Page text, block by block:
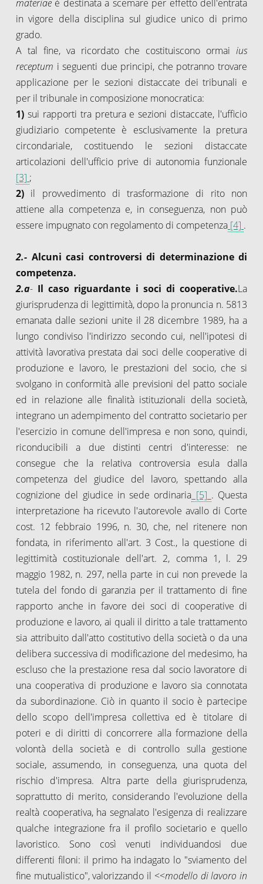
materiae è destinata a scemare per effetto dell'entrata
in vigore della disciplina sul giudice unico di primo
grado.
A tal fine, va ricordato che costituiscono ormai ius
receptum i seguenti due principi, che potranno trovare
applicazione per le sezioni distaccate dei tribunali e
per il tribunale in composizione monocratica:
1) sui rapporti tra pretura e sezioni distaccate, l'ufficio
giudiziario competente è esclusivamente la pretura
circondariale, costituendo le sezioni distaccate
articolazioni dell'ufficio prive di autonomia funzionale
[3] ;
2) il provvedimento di trasformazione di rito non
attiene alla competenza e, in conseguenza, non può
essere impugnato con regolamento di competenza [4] .
2.- Alcuni casi controversi di determinazione di
competenza.
2.a- Il caso riguardante i soci di cooperative.La
giurisprudenza di legittimità, dopo la pronuncia n. 5813
emanata dalle sezioni unite il 28 dicembre 1989, ha a
lungo condiviso l'indirizzo secondo cui, nell'ipotesi di
attività lavorativa prestata dai soci delle cooperative di
produzione e lavoro, le prestazioni del socio, che si
svolgano in conformità alle previsioni del patto sociale
ed in relazione alle finalità istituzionali della società,
integrano un adempimento del contratto societario per
l'esercizio in comune dell'impresa e non sono, quindi,
riconducibili a due distinti centri d'interesse: ne
consegue che la relativa controversia esula dalla
competenza del giudice del lavoro, spettando alla
cognizione del giudice in sede ordinaria [5] . Questa
interpretazione ha ricevuto l'autorevole avallo di Corte
cost. 12 febbraio 1996, n. 30, che, nel ritenere non
fondata, in riferimento all'art. 3 Cost., la questione di
legittimità costituzionale dell'art. 2, comma 1, l. 29
maggio 1982, n. 297, nella parte in cui non prevede la
tutela del fondo di garanzia per il trattamento di fine
rapporto anche in favore dei soci di cooperative di
produzione e lavoro, ai quali il diritto a tale trattamento
sia attribuito dall'atto costitutivo della società o da una
delibera successiva di modificazione del medesimo, ha
escluso che la prestazione resa dal socio lavoratore di
una cooperativa di produzione e lavoro sia connotata
da subordinazione. Ciò in quanto il socio è partecipe
dello scopo dell'impresa collettiva ed è titolare di
poteri e di diritti di concorrere alla formazione della
volontà della società e di controllo sulla gestione
sociale, assumendo, in conseguenza, una quota del
rischio d'impresa. Altra parte della giurisprudenza,
soprattutto di merito, considerando l'evoluzione della
realtà cooperativa, ha segnalato l'esigenza di realizzare
qualche integrazione fra il profilo societario e quello
lavoristico. Sono così venuti individuandosi due
differenti filoni: il primo ha indagato lo "sviamento del
fine mutualistico", valorizzando il <<modello di lavoro in